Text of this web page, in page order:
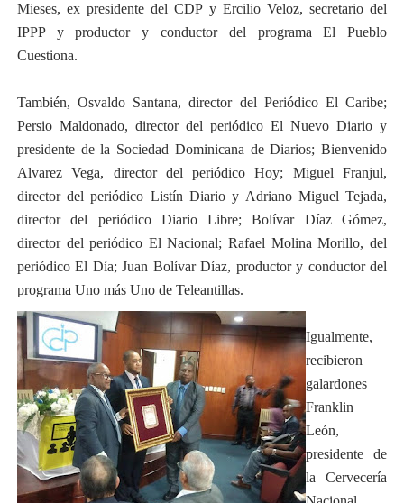
Mieses, ex presidente del CDP y Ercilio Veloz, secretario del
IPPP y productor y conductor del programa El Pueblo
Cuestiona.
También, Osvaldo Santana, director del Periódico El Caribe;
Persio Maldonado, director del periódico El Nuevo Diario y
presidente de la Sociedad Dominicana de Diarios; Bienvenido
Alvarez Vega, director del periódico Hoy; Miguel Franjul,
director del periódico Listín Diario y Adriano Miguel Tejada,
director del periódico Diario Libre; Bolívar Díaz Gómez,
director del periódico El Nacional; Rafael Molina Morillo, del
periódico El Día; Juan Bolívar Díaz, productor y conductor del
programa Uno más Uno de Teleantillas.
Igualmente,
recibieron
galardones
Franklin
León,
presidente de
la Cervecería